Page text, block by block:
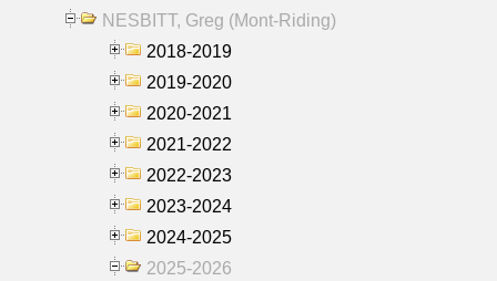
NESBITT, Greg (Mont-Riding)
2018-2019
2019-2020
2020-2021
2021-2022
2022-2023
2023-2024
2024-2025
2025-2026